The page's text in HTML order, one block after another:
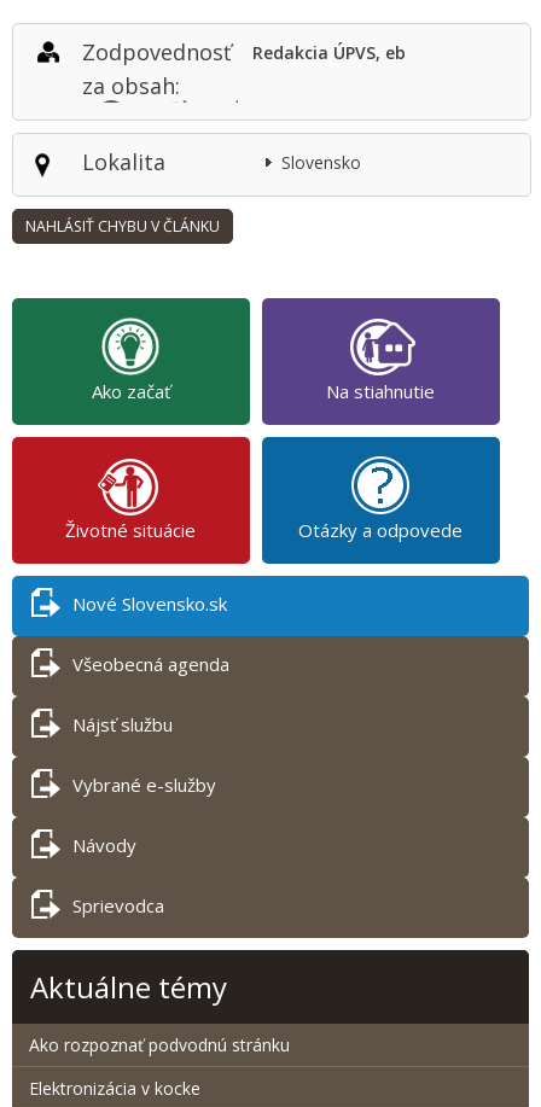
Zodpovednosť
za obsah:
Redakcia ÚPVS, eb
Lokalita Slovensko
Ako začať Na stiahnutie
Životné situácie Otázky a odpovede
Nové Slovensko.sk
Všeobecná agenda
Nájsť službu
Vybrané e-služby
Návody
Sprievodca
Aktuálne témy
Ako rozpoznať podvodnú stránku
Elektronizácia v kocke